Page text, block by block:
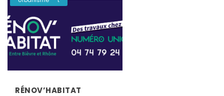
RÉNOV’HABITAT